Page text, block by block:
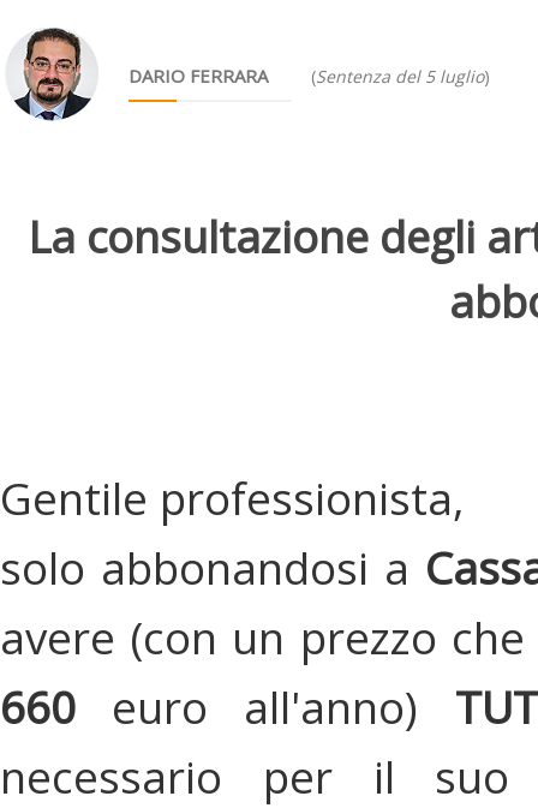
DARIO FERRARA (Sentenza del 5 luglio)
La consultazione degli
Gentile professionista,
solo abbonandosi a
avere (con un prezzo
660 euro all'anno)
necessario per il suo